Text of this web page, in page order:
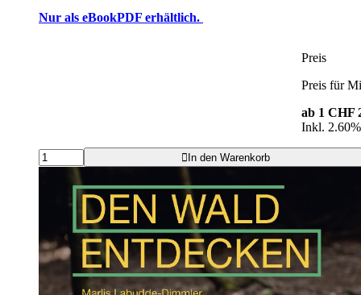
Nur als eBookPDF erhältlich.
Preis
Preis für
ab 1 CHF
Inkl.
In den Warenkorb